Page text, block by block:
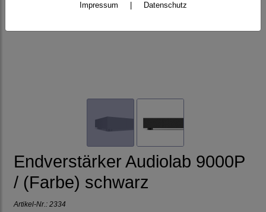
Endverstärker Audiolab 9000P
/ (Farbe) schwarz
Artikel-Nr.: 2334
Impressum Datenschutz